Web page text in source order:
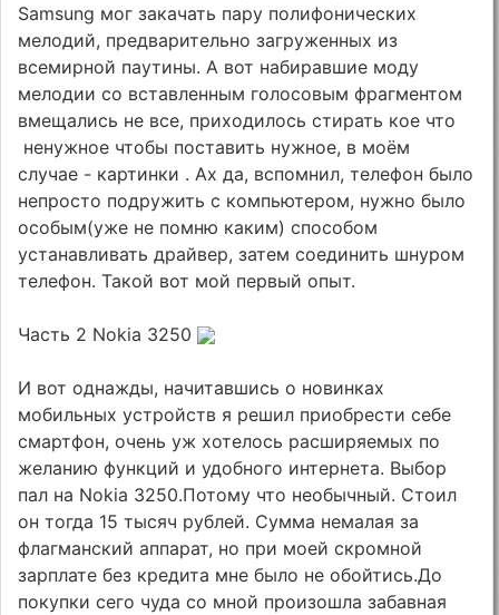
Samsung мог закачать пару полифонических
мелодий, предварительно загруженных из
всемирной паутины. А вот набиравшие моду
мелодии со вставленным голосовым фрагментом
вмещались не все, приходилось стирать кое что
ненужное чтобы поставить нужное, в моём
случае - картинки . Ах да, вспомнил, телефон было
непросто подружить с компьютером, нужно было
особым(уже не помню каким) способом
устанавливать драйвер, затем соединить шнуром
телефон. Такой вот мой первый опыт.
Часть 2 Nokia 3250
И вот однажды, начитавшись о новинках
мобильных устройств я решил приобрести себе
смартфон, очень уж хотелось расширяемых по
желанию функций и удобного интернета. Выбор
пал на Nokia 3250.Потому что необычный. Стоил
он тогда 15 тысяч рублей. Сумма немалая за
флагманский аппарат, но при моей скромной
зарплате без кредита мне было не обойтись.До
покупки сего чуда со мной произошла забавная